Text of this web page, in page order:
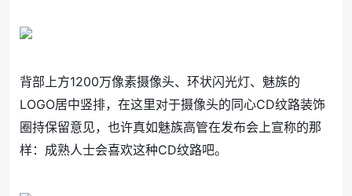
背部上方1200万像素摄像头、环状闪光灯、魅族的
LOGO居中竖排，在这里对于摄像头的同心CD纹路装饰
圈持保留意见，也许真如魅族高管在发布会上宣称的那
样：成熟人士会喜欢这种CD纹路吧。